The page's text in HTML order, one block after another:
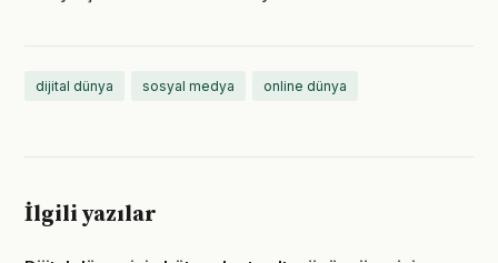
dijital dünya sosyal medya online dünya
İlgili yazılar